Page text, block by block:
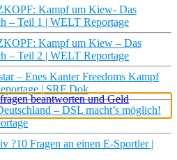
Kampf um Kiew- Das
– Teil 1 | WELT Reportage
Kampf um Kiew – Das
– Teil 2 | WELT Reportage
– Enes Kanter Freedoms Kampf
| SRF Dok
– DSL macht’s möglich!
?10 Fragen an einen E-Sportler |